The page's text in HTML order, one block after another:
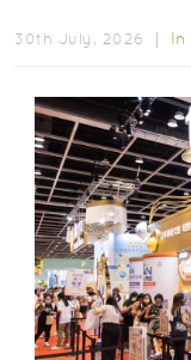
30th July, 2026 ｜ In